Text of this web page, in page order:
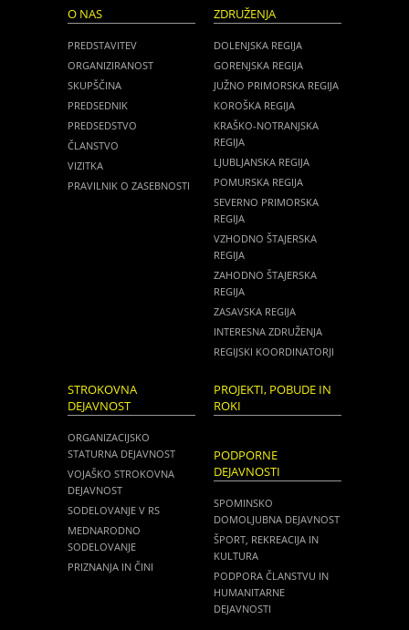
O NAS
PREDSTAVITEV
ORGANIZIRANOST
SKUPŠČINA
PREDSEDNIK
PREDSEDSTVO
ČLANSTVO
VIZITKA
PRAVILNIK O ZASEBNOSTI
ZDRUŽENJA
DOLENJSKA REGIJA
GORENJSKA REGIJA
JUŽNO PRIMORSKA REGIJA
KOROŠKA REGIJA
KRAŠKO-NOTRANJSKA
REGIJA
LJUBLJANSKA REGIJA
POMURSKA REGIJA
SEVERNO PRIMORSKA
REGIJA
VZHODNO ŠTAJERSKA
REGIJA
ZAHODNO ŠTAJERSKA
REGIJA
ZASAVSKA REGIJA
INTERESNA ZDRUŽENJA
REGIJSKI KOORDINATORJI
STROKOVNA
DEJAVNOST
ORGANIZACIJSKO
STATURNA DEJAVNOST
VOJAŠKO STROKOVNA
DEJAVNOST
SODELOVANJE V RS
MEDNARODNO
SODELOVANJE
PRIZNANJA IN ČINI
PROJEKTI, POBUDE IN
ROKI
PODPORNE
DEJAVNOSTI
SPOMINSKO
DOMOLJUBNA DEJAVNOST
ŠPORT, REKREACIJA IN
KULTURA
PODPORA ČLANSTVU IN
HUMANITARNE
DEJAVNOSTI